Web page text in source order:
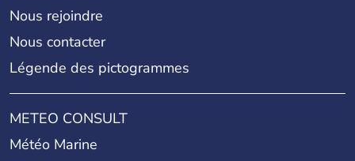
Nous rejoindre
Nous contacter
Légende des pictogrammes
METEO CONSULT
Météo Marine